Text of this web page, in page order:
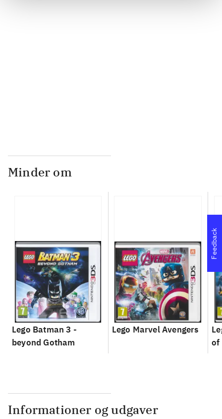
Minder om
Lego Batman 3 -
beyond Gotham
Lego Marvel Avengers
of
Informationer og udgaver
Feedback